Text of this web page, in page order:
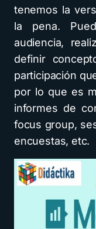
tenemos la
la pena.
audiencia,
definir
participación
por lo que es
informes de
focus group,
encuestas, etc.